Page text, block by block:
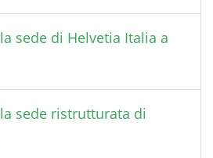
sede di Helvetia Italia a
sede ristrutturata di